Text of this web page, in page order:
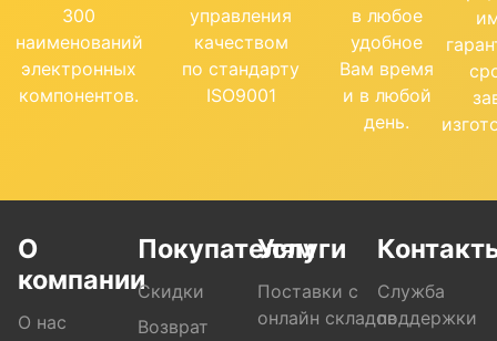
300
наименований
электронных
компонентов.
управления
качеством
по стандарту
ISO9001
в любое
удобное
Вам время
и в любой
день.
О
компании
О нас
Покупателям
Скидки
Возврат
Услуги
Поставки с
онлайн складов
Служба
поддержки